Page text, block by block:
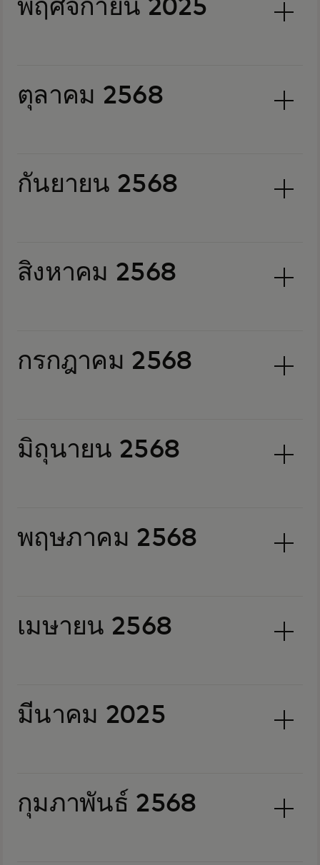
พฤศจิกายน 2025
ตุลาคม 2568
กันยายน 2568
สิงหาคม 2568
กรกฎาคม 2568
มิถุนายน 2568
พฤษภาคม 2568
เมษายน 2568
มีนาคม 2025
กุมภาพันธ์ 2568